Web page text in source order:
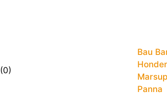
Bau
Panna
(0)